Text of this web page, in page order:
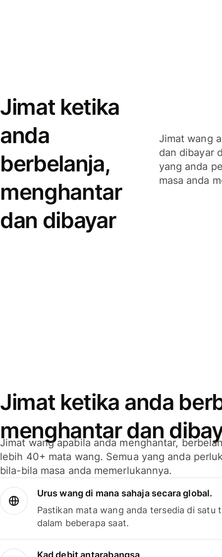
Jimat ketika
anda
berbelanja,
menghantar
dan dibayar
Jimat wang
dan dibayar
yang anda
masa anda
Jimat ketika anda
menghantar dan
Jimat wang apabila anda menghantar,
lebih 40+ mata wang. Semua yang anda
bila-bila masa anda memerlukannya.
Urus wang di mana sahaja secara global.
Pastikan mata wang anda tersedia di satu
dalam beberapa saat.
Kad debit antarabangsa